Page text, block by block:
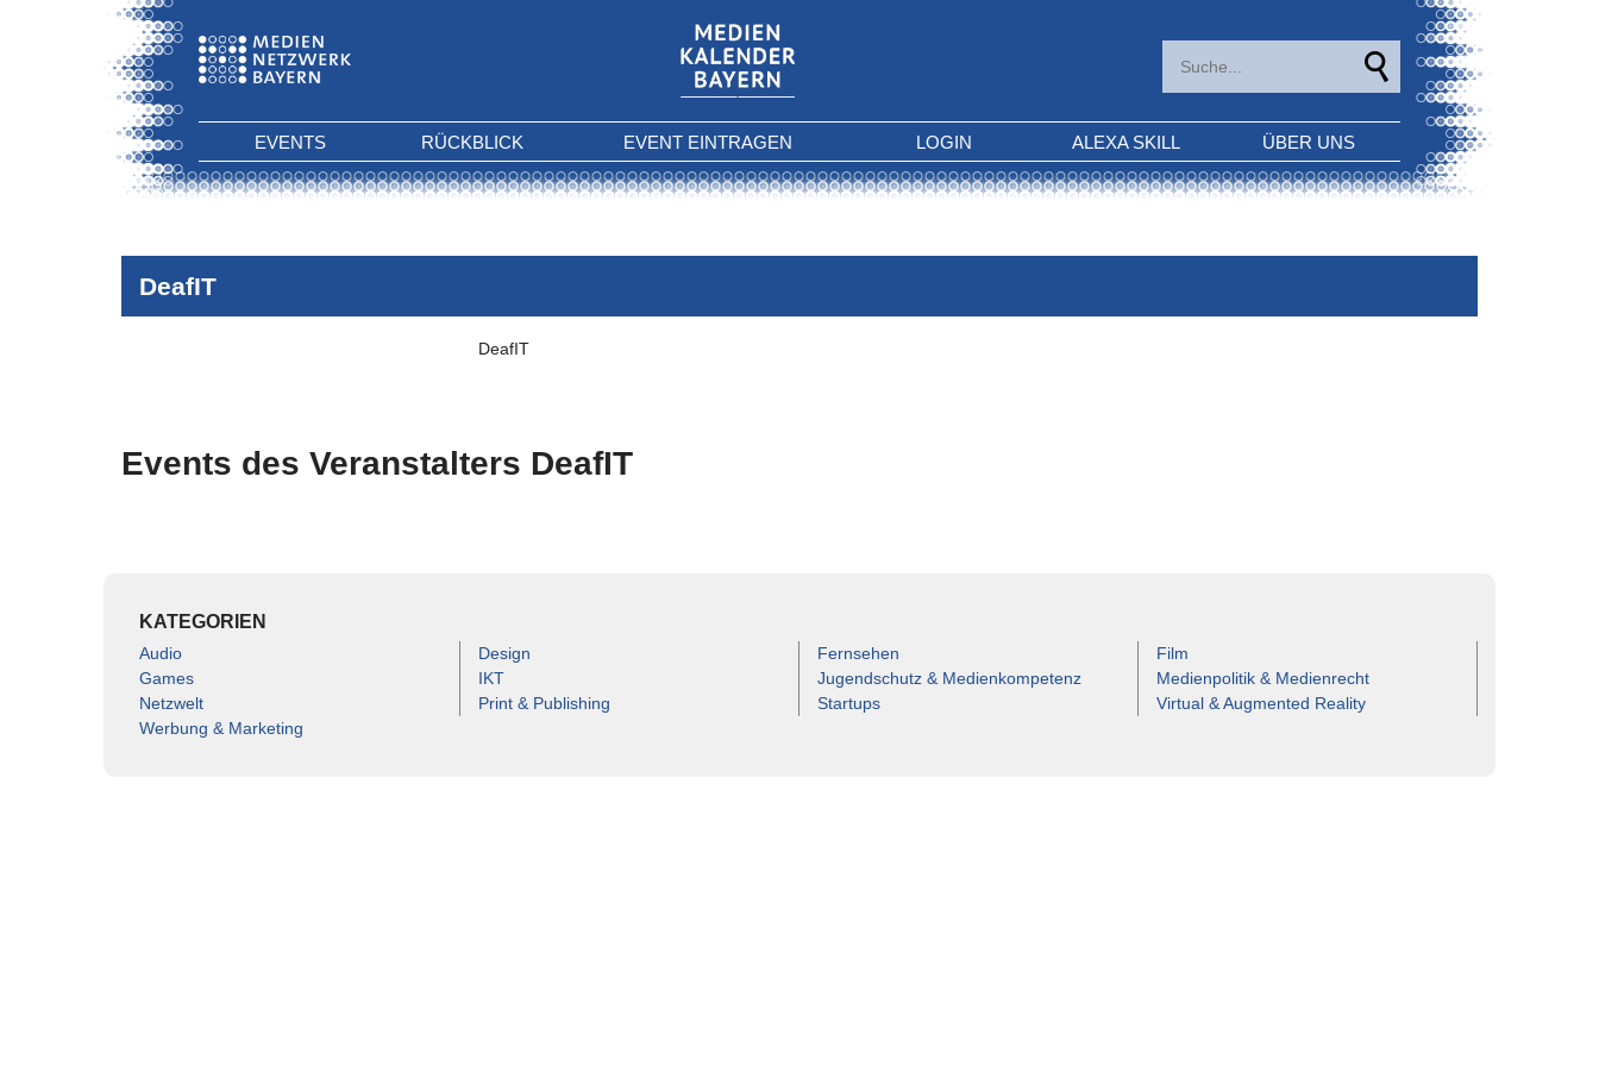
EVENTS RÜCKBLICK EVENT EINTRAGEN LOGIN ALEXA SKILL ÜBER UNS
DeafIT
DeafIT
Events des Veranstalters DeafIT
KATEGORIEN
Audio Design Fernsehen
Film
Games
IKT Jugendschutz & Medienkompetenz
Medienpolitik & Medienrecht
Netzwelt
Print & Publishing Startups
Virtual & Augmented Reality
Werbung & Marketing